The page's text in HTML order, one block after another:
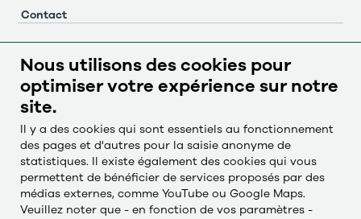
Contact
Système d'alerte
Mentions légales
Protection des données
Paramètres des cookies
Česky
Deutsch
Nous utilisons des cookies pour
optimiser votre expérience sur notre
site.
Il y a des cookies qui sont essentiels au fonctionnement
des pages et d'autres pour la saisie anonyme de
statistiques. Il existe également des cookies qui vous
permettent de bénéficier de services proposés par des
médias externes, comme YouTube ou Google Maps.
Veuillez noter que - en fonction de vos paramètres -